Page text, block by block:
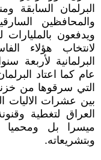
البرلمان السابقة
والمحافظين
ويدفعون
لانتخاب هؤلاء
البرلمانية لأربعة
عام كما اعتاد
التي سرقوها من
بين عشرات الاليات
العراق لتغطية
ميسرا بل ومحميا
وبتشريعاته.